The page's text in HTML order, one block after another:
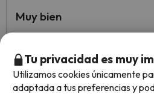
Un poco más de WIFI, estamos
veces
Muy bien
Tu privacidad es muy
Utilizamos cookies únicamente
adaptada a tus preferencias y